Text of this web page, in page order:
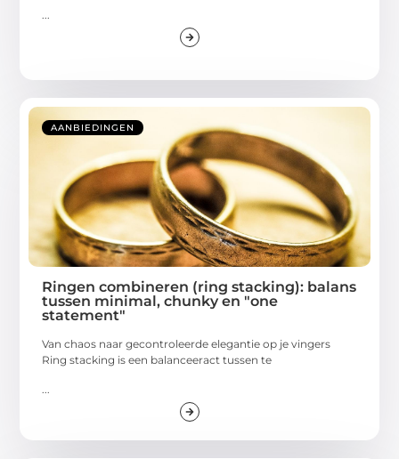
...
AANBIEDINGEN
Ringen combineren (ring stacking): balans
tussen minimal, chunky en "one
statement"
Van chaos naar gecontroleerde elegantie op je vingers
Ring stacking is een balanceeract tussen te